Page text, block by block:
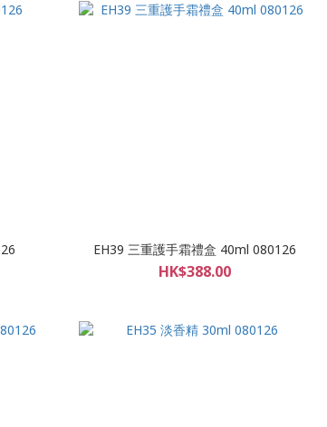
EH39 三重護手霜禮盒 40ml 080126
HK$388.00